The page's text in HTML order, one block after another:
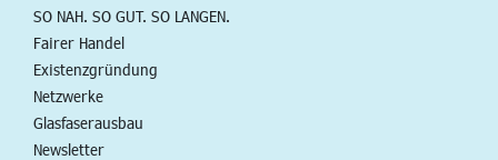
SO NAH. SO GUT. SO LANGEN.
Fairer Handel
Existenzgründung
Netzwerke
Glasfaserausbau
Newsletter